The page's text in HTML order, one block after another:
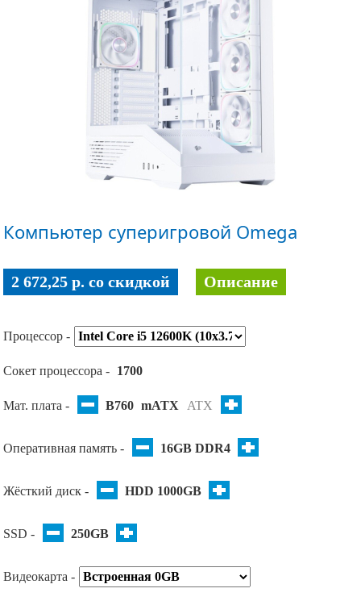
Компьютер суперигровой Omega
2 672,25 p. co скидкой Описание
Процессор -
Сокет процессора - 1700
Мат. плата - B760 mATX ATX
Оперативная память - 16GB DDR4
Жёсткий диск - HDD 1000GB
SSD - 250GB
Видеокарта -